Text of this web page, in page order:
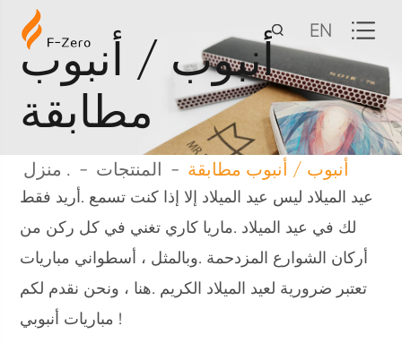
EN
أنبوب / أنبوب
مطابقة
منزل . المنتجات أنبوب / أنبوب مطابقة
عيد الميلاد ليس عيد الميلاد إلا إذا كنت تسمع .أريد فقط
لك في عيد الميلاد .ماريا كاري تغني في كل ركن من
أركان الشوارع المزدحمة .وبالمثل ، أسطواني مباريات
تعتبر ضرورية لعيد الميلاد الكريم .هنا ، ونحن نقدم لكم
مباريات أنبوبي !